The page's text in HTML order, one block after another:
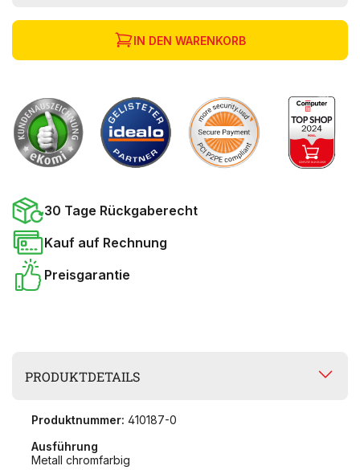
IN DEN WARENKORB
30 Tage Rückgaberecht
Kauf auf Rechnung
Preisgarantie
PRODUKTDETAILS
Produktnummer: 410187-0
Ausführung
Metall chromfarbig